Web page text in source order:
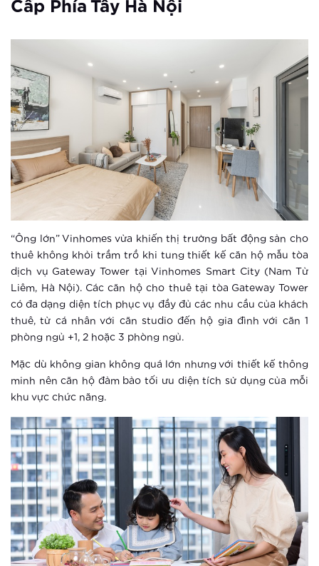
Cấp Phía Tây Hà Nội
“Ông lớn” Vinhomes vừa khiến thị trường bất động sản cho
thuê không khỏi trầm trồ khi tung thiết kế căn hộ mẫu tòa
dịch vụ Gateway Tower tại Vinhomes Smart City (Nam Từ
Liêm, Hà Nội). Các căn hộ cho thuê tại tòa Gateway Tower
có đa dạng diện tích phục vụ đầy đủ các nhu cầu của khách
thuê, từ cá nhân với căn studio đến hộ gia đình với căn 1
phòng ngủ +1, 2 hoặc 3 phòng ngủ.
Mặc dù không gian không quá lớn nhưng với thiết kế thông
minh nên căn hộ đảm bảo tối ưu diện tích sử dụng của mỗi
khu vực chức năng.
dẫn của các Đại đô thị Vinhomes
Bùng nổ giao dịch trong sự kiện mở
bán căn hộ Vinhomes Smart City
Xem thêm
Vinhomes Smart City tung chính sách
bán hàng siêu hấp dẫn
Xem thêm
Giấc mơ ‘nhà xịn, xe sang’ trong tầm
tay những người trẻ
Xem thêm
Những góc sống ảo chất ngất tại
Công viên Nhật Bản đầu tiên tại Hà
Nội
Xem thêm
“Săn” căn hộ bàn giao thô để thỏa
sức bài trí không gian sống
Xem thêm
Bí quyết phong thủy để có cuộc sống
an lành, tài lộc “ngập nhà”
Xem thêm